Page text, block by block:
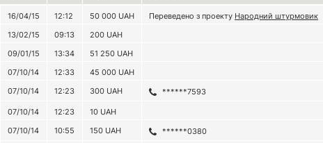
16/04/15 12:12 50 000 UAH Переведено з проекту Народний штурмовик
13/02/15
09:13 200 UAH
09/01/15
13:34 51 250 UAH
07/10/14
12:33 45 000 UAH
07/10/14
12:23 300 UAH ******7593
07/10/14 12:23 10 UAH
07/10/14
10:55 150 UAH ******0380